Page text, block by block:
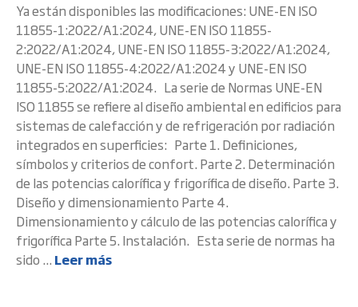
Ya están disponibles las modificaciones: UNE-EN ISO
11855-1:2022/A1:2024, UNE-EN ISO 11855-
2:2022/A1:2024, UNE-EN ISO 11855-3:2022/A1:2024,
UNE-EN ISO 11855-4:2022/A1:2024 y UNE-EN ISO
11855-5:2022/A1:2024. La serie de Normas UNE-EN
ISO 11855 se refiere al diseño ambiental en edificios para
sistemas de calefacción y de refrigeración por radiación
integrados en superficies: Parte 1. Definiciones,
símbolos y criterios de confort. Parte 2. Determinación
de las potencias calorífica y frigorífica de diseño. Parte 3.
Diseño y dimensionamiento Parte 4.
Dimensionamiento y cálculo de las potencias calorífica y
frigorífica Parte 5. Instalación. Esta serie de normas ha
sido ... Leer más